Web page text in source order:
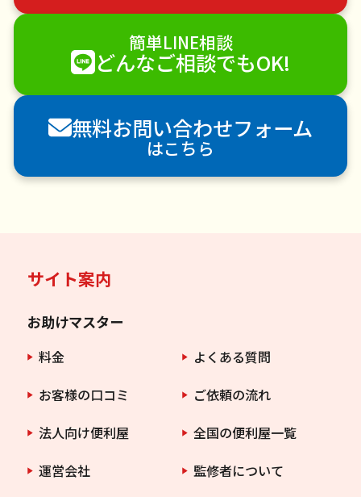
DIY・日曜大工
ハウスクリーニング
雪かき・雪下ろし
電球交換
襖（ふすま）の張替え
空き家管理
各種代行
害獣駆除
防草シート施工
ナメクジ駆除
害虫駆除
簡単LINE相談
どんなご相談でもOK!
無料お問い合わせフォーム
はこちら
サイト案内
お助けマスター
料金
よくある質問
お客様の口コミ
ご依頼の流れ
法人向け便利屋
全国の便利屋一覧
運営会社
監修者について